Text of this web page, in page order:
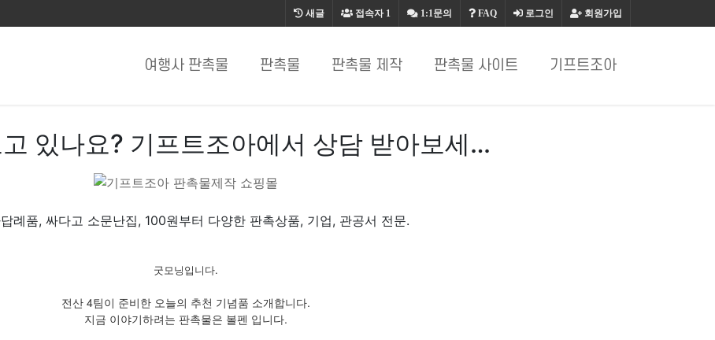
회원가입
로그인
FAQ
1:1문의
접속자1
새글
여행사 판촉물 판촉물 판촉물 제작 판촉물 사이트 기프트조아
있나요? 기프트조아에서 상담 받아보세…
례품, 싸다고 소문난집, 100원부터 다양한 판촉상품, 기업, 관공서 전문.
굿모닝입니다.
전산 4팀이 준비한 오늘의 추천 기념품 소개합니다.
지금 이야기하려는 판촉물은 볼펜 입니다.